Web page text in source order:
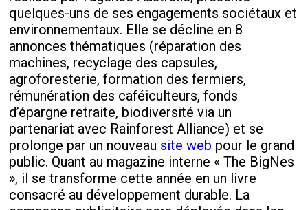
quelques-uns de ses engagements sociétaux et
environnementaux. Elle se décline en 8
annonces thématiques (réparation des
machines, recyclage des capsules,
agroforesterie, formation des fermiers,
rémunération des caféiculteurs, fonds
d’épargne retraite, biodiversité via un
partenariat avec Rainforest Alliance) et se
prolonge par un nouveau site web pour le grand
public. Quant au magazine interne « The BigNes
», il se transforme cette année en un livre
consacré au développement durable. La